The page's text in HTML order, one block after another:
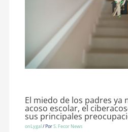
El miedo de los padres ya
acoso escolar, el
sus principales
onLygal/ PorS. Fecor News